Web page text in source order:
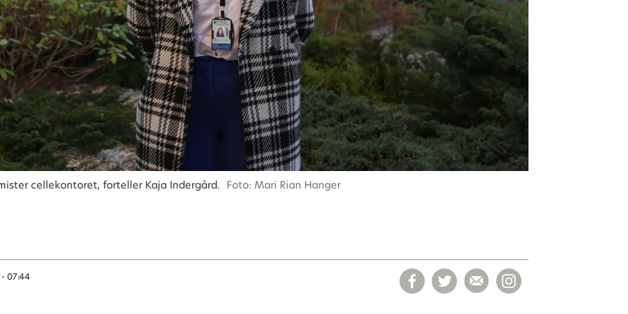
cellekontoret, forteller Kaja Indergård. Foto: Mari Rian Hanger
- 07:44